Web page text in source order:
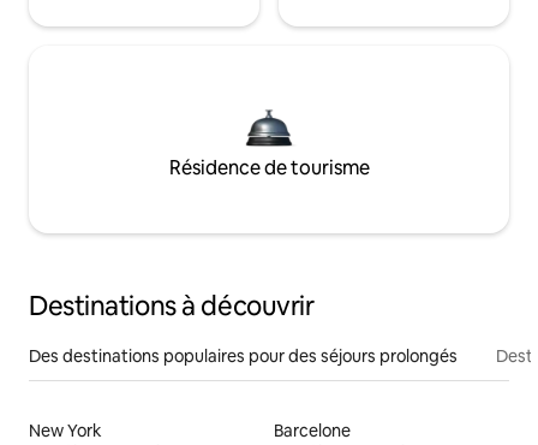
Résidence de tourisme
Destinations à découvrir
Des destinations populaires pour des séjours prolongés
New York
Barcelone